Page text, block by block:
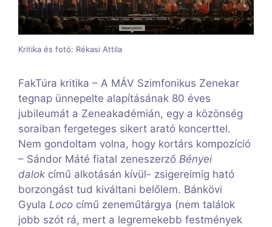
Kritika és fotó: Rékasi Attila
FakTúra kritika – A MÁV Szimfonikus Zenekar
tegnap ünnepelte alapításának 80 éves
jubileumát a Zeneakadémián, egy a közönség
soraiban fergeteges sikert arató koncerttel.
Nem gondoltam volna, hogy kortárs kompozíció
– Sándor Máté fiatal zeneszerző Bényei
dalok című alkotásán kívül- zsigereimig ható
borzongást tud kiváltani belőlem. Bánkövi
Gyula Loco című zeneműtárgya (nem találok
jobb szót rá, mert a legremekebb festmények